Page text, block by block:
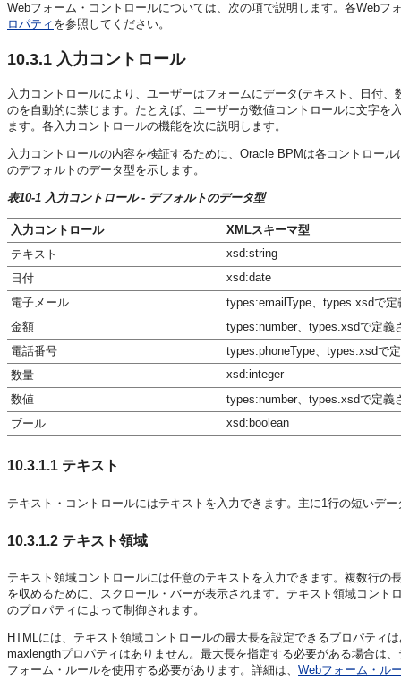
Webフォーム・コントロールについては、次の項で説明します。各Web
ロパティ を参照してください。
10.3.1 入力コントロール
入力コントロールにより、ユーザーはフォームにデータ(テキスト、日付
のを自動的に禁じます。たとえば、ユーザーが数値コントロールに文字
ます。各入力コントロールの機能を次に説明します。
入力コントロールの内容を検証するために、Oracle BPMは各コントロー
のデフォルトのデータ型を示します。
表10-1 入力コントロール - デフォルトのデータ型
入力コントロール
XMLスキーマ型
テキスト
xsd:string
日付
xsd:date
電子メール
types:emailType、types.xsdで
金額
types:number、types.xsdで定義
電話番号
types:phoneType、types.xsdで
数量
xsd:integer
数値
types:number、types.xsdで定義
ブール
xsd:boolean
10.3.1.1 テキスト
テキスト・コントロールにはテキストを入力できます。主に1行の短いデ
10.3.1.2 テキスト領域
テキスト領域コントロールには任意のテキストを入力できます。複数行
を収めるために、スクロール・バーが表示されます。テキスト領域コント
のプロパティによって制御されます。
HTMLには、テキスト領域コントロールの最大長を設定できるプロパティ
maxlengthプロパティはありません。最大長を指定する必要がある場合は
フォーム・ルールを使用する必要があります。詳細は、 Webフォーム・ル